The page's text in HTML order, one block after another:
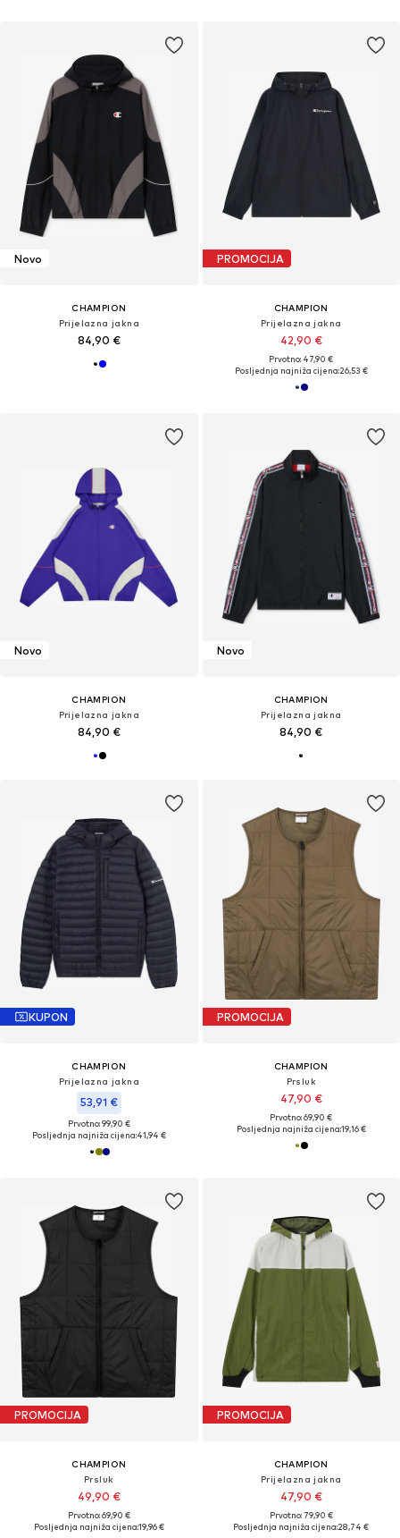
Novo
CHAMPION
Prijelazna jakna
84,90 €
PROMOCIJA
CHAMPION
Prijelazna jakna
42,90 €
Prvotno: 47,90 €
Posljednja najniža cijena:26,53 €
Novo
CHAMPION
Prijelazna jakna
84,90 €
Novo
CHAMPION
Prijelazna jakna
84,90 €
KUPON
CHAMPION
Prijelazna jakna
53,91 €
Prvotno: 99,90 €
Posljednja najniža cijena:41,94 €
PROMOCIJA
CHAMPION
Prsluk
47,90 €
Prvotno: 69,90 €
Posljednja najniža cijena:19,16 €
PROMOCIJA
CHAMPION
Prsluk
49,90 €
Prvotno: 69,90 €
Posljednja najniža cijena:19,96 €
PROMOCIJA
CHAMPION
Prijelazna jakna
47,90 €
Prvotno: 79,90 €
Posljednja najniža cijena:28,74 €